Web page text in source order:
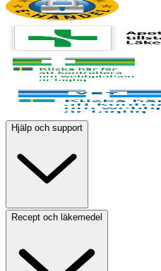
Hjälp och support
Recept och läkemedel